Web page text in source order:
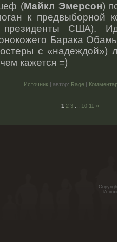
(Майкл Эмерсон)
к предвыборной
президенты США).
Барака
с «надеждой»)
кажется =)
Источник | автор: Rage |
1 2 3 10 11 »